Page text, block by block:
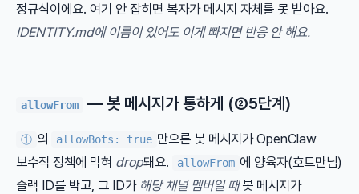
정규식이에요. 여기 안 잡히면 복자가 메시지 자체를 못 받아요.
IDENTITY.md에 이름이 있어도 이게 빠지면 반응 안 해요.
allowFrom — 봇 메시지가 통하게 (②5단계)
① 의 allowBots: true 만으론 봇 메시지가 OpenClaw
보수적 정책에 막혀 drop돼요. allowFrom 에 양육자(호트만님)
슬랙 ID를 박고, 그 ID가 해당 채널 멤버일 때봇 메시지가